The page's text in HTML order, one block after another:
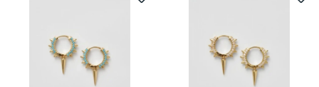
självklart nickelfria detaljer. Smyckena levereras i Studio
W:s signaturaskar, tillverkade av återvunnet material, för
att du ska få en lyxig helhetsupplevelse.